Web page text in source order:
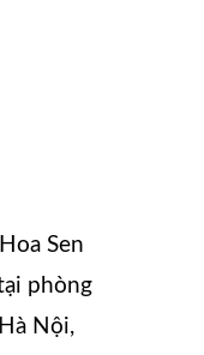
Sen
phòng
Nội,